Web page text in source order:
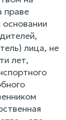
праве
основании
лица, не
лет,